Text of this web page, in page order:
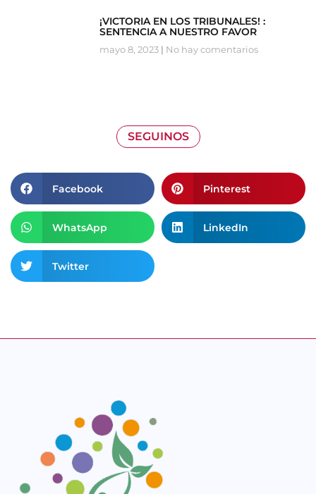
¡VICTORIA EN LOS TRIBUNALES! :
SENTENCIA A NUESTRO FAVOR
mayo 8, 2023 No hay comentarios
SEGUINOS
Facebook Pinterest
WhatsApp LinkedIn
Twitter